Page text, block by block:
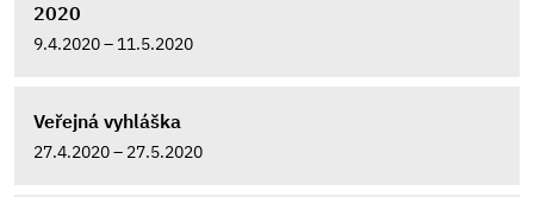
2020
9.4.2020 – 11.5.2020
Veřejná vyhláška
27.4.2020 – 27.5.2020